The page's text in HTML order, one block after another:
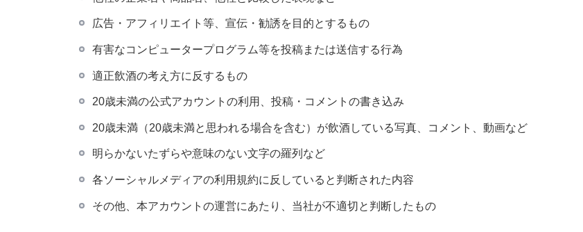
広告・アフィリエイト等、宣伝・勧誘を目的とするもの
有害なコンピュータープログラム等を投稿または送信する行為
適正飲酒の考え方に反するもの
20歳未満の公式アカウントの利用、投稿・コメントの書き込み
20歳未満（20歳未満と思われる場合を含む）が飲酒している写真、コメント、動画など
明らかないたずらや意味のない文字の羅列など
各ソーシャルメディアの利用規約に反していると判断された内容
その他、本アカウントの運営にあたり、当社が不適切と判断したもの